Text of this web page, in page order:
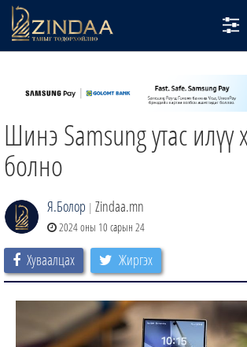
ТВ8
ӨГЛӨӨНИЙ СОНИН
Шинэ Samsung утас илүү
болно
Я.Болор | Zindaa.mn
2024 оны 10 сарын 24
Хуваалцах Жиргэх